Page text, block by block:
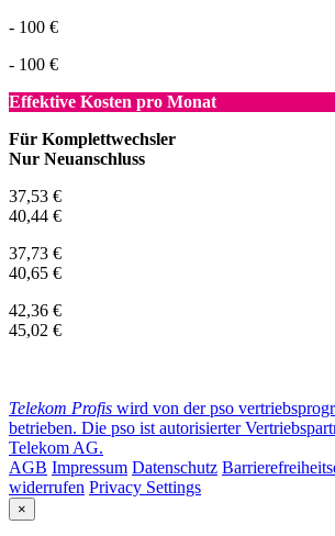
- 100 €
- 100 €
Effektive Kosten pro Monat
Für Komplettwechsler
Nur Neuanschluss
37,53 €
40,44 €
37,73 €
40,65 €
42,36 €
45,02 €
Telekom Profis wird von der pso
betrieben. Die pso ist autorisierter
Telekom AG.
AGB Impressum Datenschutz
widerrufen Privacy Settings
×